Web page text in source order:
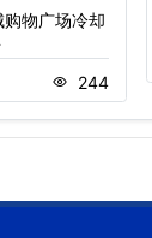
物广场冷却
244